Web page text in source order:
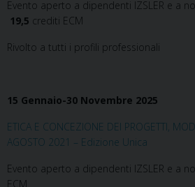
Evento aperto a dipendenti IZSLER e a
19,5 crediti ECM
Rivolto a tutti i profili professionali
15 Gennaio-30 Novembre 2025
ETICA E CONCEZIONE DEI PROGETTI,
AGOSTO 2021 – Edizione Unica
Evento aperto a dipendenti IZSLER e a
ECM